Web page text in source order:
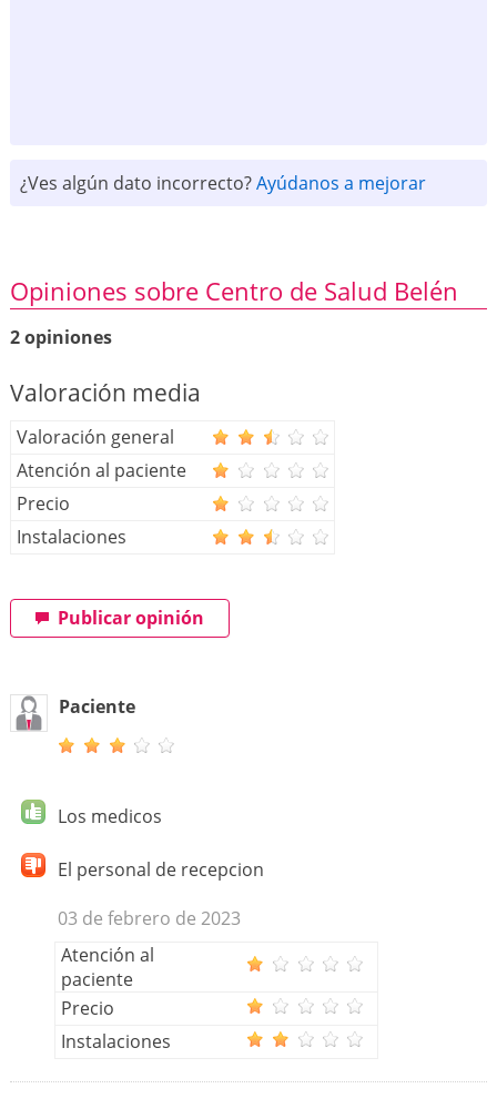
¿Ves algún dato incorrecto?Ayúdanos a mejorar
Opiniones sobre Centro de Salud Belén
2 opiniones
Valoración media
Valoración general
Atención al paciente
Precio
Instalaciones
Publicar opinión
Paciente
Los medicos
El personal de recepcion
03 de febrero de 2023
Atención al
paciente
Precio
Instalaciones